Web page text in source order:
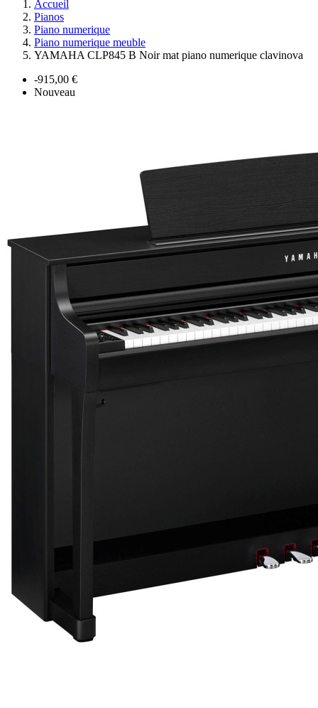
Accueil
Pianos
Piano numerique
Piano numerique meuble
YAMAHA CLP845 B Noir mat piano numerique clavinova
-915,00 €
Nouveau